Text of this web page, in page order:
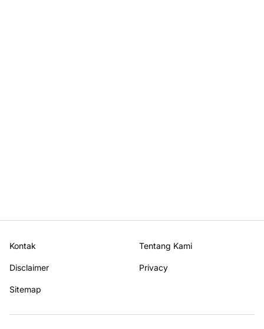
Kontak Tentang Kami
Disclaimer Privacy
Sitemap